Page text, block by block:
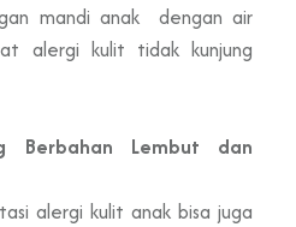
mandi anak dengan air
alergi kulit tidak kunjung
Berbahan Lembut dan
alergi kulit anak bisa juga